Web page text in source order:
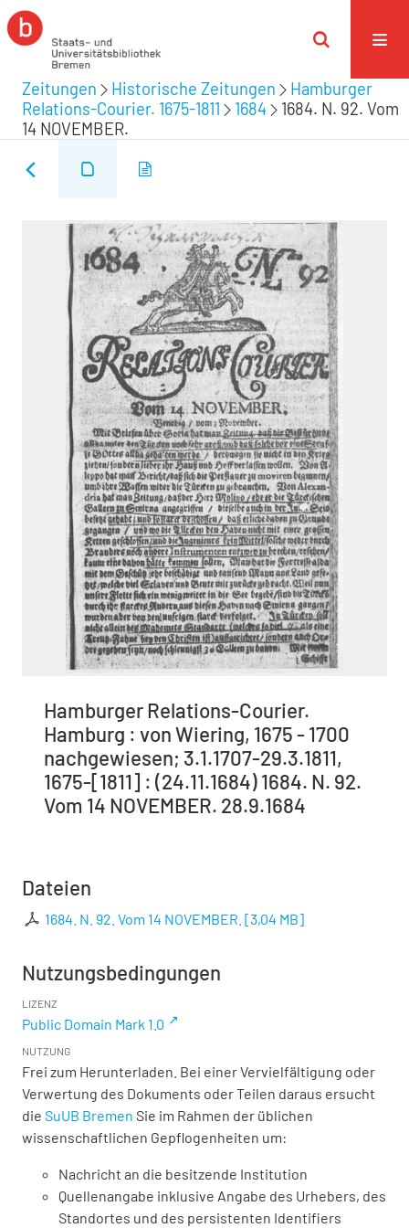
Zeitungen Historische Zeitungen
Hamburger
Relations-Courier. 1675-1811
1684
1684. N. 92. Vom
14 NOVEMBER.
Hamburger Relations-Courier.
Hamburg : von Wiering, 1675 - 1700
nachgewiesen; 3.1.1707-29.3.1811,
1675-[1811] : (24.11.1684) 1684. N. 92.
Vom 14 NOVEMBER. 28.9.1684
Dateien
1684. N. 92. Vom 14 NOVEMBER. [3,04 MB]
Nutzungsbedingungen
LIZENZ
Public Domain Mark 1.0
NUTZUNG
Frei zum Herunterladen. Bei einer Vervielfältigung oder
Verwertung des Dokuments oder Teilen daraus ersucht
die SuUB Bremen Sie im Rahmen der üblichen
wissenschaftlichen Gepflogenheiten um:
Nachricht an die besitzende Institution
Quellenangabe inklusive Angabe des Urhebers, des
Standortes und des persistenten Identifiers